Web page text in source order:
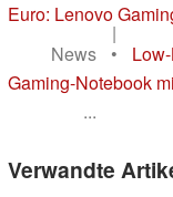
Euro: Lenovo
|
News
•
Gaming-Notebook
...
Verwandte